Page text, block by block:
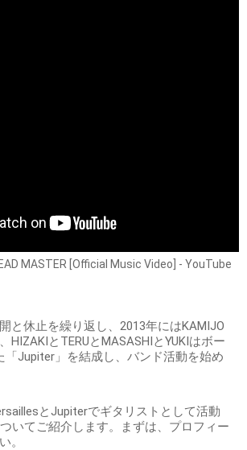
MASTER [Official Music Video] - YouTube
と休止を繰り返し、2013年にはKAMIJO
HIZAKIとTERUとMASASHIとYUKIはボー
「Jupiter」を結成し、バンド活動を始め
とJupiterでギタリストとして活動
いてご紹介します。まずは、プロフィー
。